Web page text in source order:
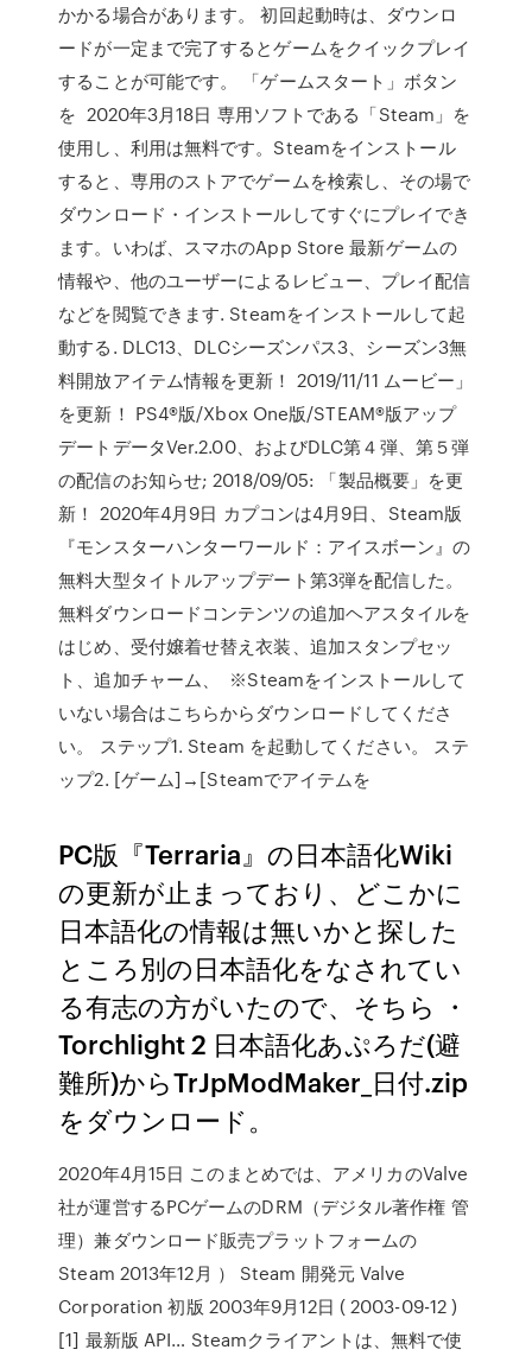
かかる場合があります。 初回起動時は、ダウンロ
ードが一定まで完了するとゲームをクイックプレイ
することが可能です。 「ゲームスタート」ボタン
を 2020年3月18日 専用ソフトである「Steam」を
使用し、利用は無料です。Steamをインストール
すると、専用のストアでゲームを検索し、その場で
ダウンロード・インストールしてすぐにプレイでき
ます。いわば、スマホのApp Store 最新ゲームの
情報や、他のユーザーによるレビュー、プレイ配信
などを閲覧できます. Steamをインストールして起
動する. DLC13、DLCシーズンパス3、シーズン3無
料開放アイテム情報を更新！ 2019/11/11 ムービー」
を更新！ PS4®版/Xbox One版/STEAM®版アップ
デートデータVer.2.00、およびDLC第４弾、第５弾
の配信のお知らせ; 2018/09/05: 「製品概要」を更
新！ 2020年4月9日 カプコンは4月9日、Steam版
『モンスターハンターワールド：アイスボーン』の
無料大型タイトルアップデート第3弾を配信した。
無料ダウンロードコンテンツの追加ヘアスタイルを
はじめ、受付嬢着せ替え衣装、追加スタンプセッ
ト、追加チャーム、 ※Steamをインストールして
いない場合はこちらからダウンロードしてくださ
い。 ステップ1. Steam を起動してください。 ステ
ップ2. [ゲーム]→[Steamでアイテムを
PC版『Terraria』の日本語化Wiki
の更新が止まっており、どこかに
日本語化の情報は無いかと探した
ところ別の日本語化をなされてい
る有志の方がいたので、そちら ・
Torchlight 2 日本語化あぷろだ(避
難所)からTrJpModMaker_日付.zip
をダウンロード。
2020年4月15日 このまとめでは、アメリカのValve
社が運営するPCゲームのDRM（デジタル著作権 管
理）兼ダウンロード販売プラットフォームの
Steam 2013年12月 ） Steam 開発元 Valve
Corporation 初版 2003年9月12日 ( 2003-09-12 )
[1] 最新版 API… Steamクライアントは、無料で使